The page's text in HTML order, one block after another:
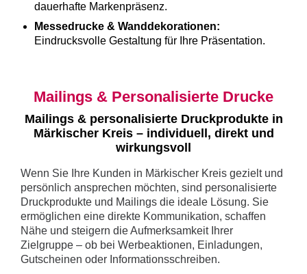
dauerhafte Markenpräsenz.
Messedrucke & Wanddekorationen:
Eindrucksvolle Gestaltung für Ihre Präsentation.
Mailings & Personalisierte Drucke
Mailings & personalisierte Druckprodukte in
Märkischer Kreis – individuell, direkt und
wirkungsvoll
Wenn Sie Ihre Kunden in Märkischer Kreis gezielt und
persönlich ansprechen möchten, sind personalisierte
Druckprodukte und Mailings die ideale Lösung. Sie
ermöglichen eine direkte Kommunikation, schaffen
Nähe und steigern die Aufmerksamkeit Ihrer
Zielgruppe – ob bei Werbeaktionen, Einladungen,
Gutscheinen oder Informationsschreiben.